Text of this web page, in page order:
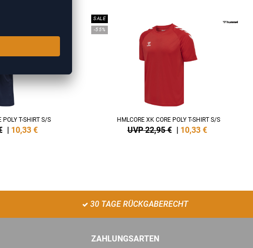
POLY T-SHIRT S/S
| 10,33 €
SALE
-55%
HMLCORE XK CORE POLY T-SHIRT S/S
UVP 22,95 € | 10,33 €
30 TAGE RÜCKGABERECHT
ZAHLUNGSARTEN